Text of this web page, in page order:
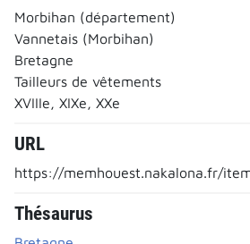
Morbihan (département)
Vannetais (Morbihan)
Bretagne
Tailleurs de vêtements
XVIIIe, XIXe, XXe
URL
https://memhouest.nakalona.fr/
Thésaurus